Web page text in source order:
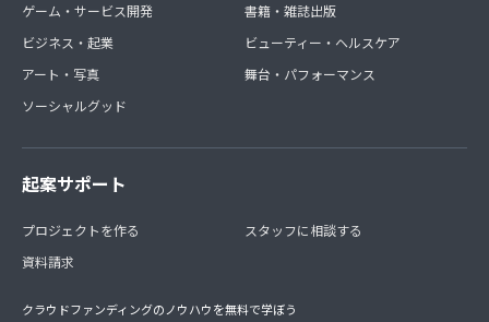
ゲーム・サービス開発
ビジネス・起業
アート・写真
ソーシャルグッド
書籍・雑誌出版
ビューティー・ヘルスケア
舞台・パフォーマンス
起案サポート
プロジェクトを作る
資料請求
スタッフに相談する
クラウドファンディングのノウハウを無料で学ぼう